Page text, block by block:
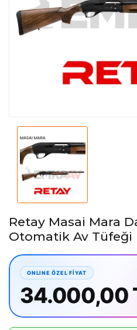
Retay Masai Mara
Otomatik Av Tüfeği
34.000,00